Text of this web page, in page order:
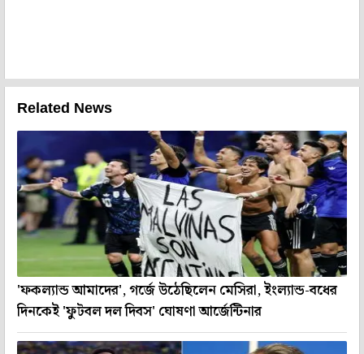
Related News
'ফকল্যান্ড আমাদের', গর্জে উঠেছিলেন মেসিরা, ইংল্যান্ড-বধের
দিনকেই 'ফুটবল দল দিবস' ঘোষণা আর্জেন্টিনার